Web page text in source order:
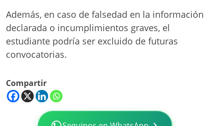
Además, en caso de falsedad en la información
declarada o incumplimientos graves, el
estudiante podría ser excluido de futuras
convocatorias.
Compartir